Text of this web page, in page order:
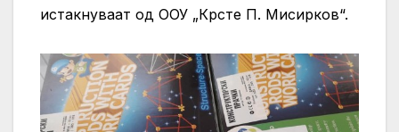
истакнуваат од ООУ „Крсте П. Мисирков“.